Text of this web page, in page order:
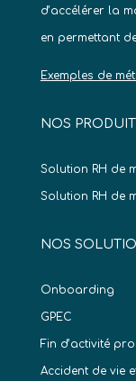
d’accélérer la
en permettant
Exemples de
NOS
Solution RH de
Solution RH de
NOS
Onboarding
GPEC
Fin d’activité
Accident de vie